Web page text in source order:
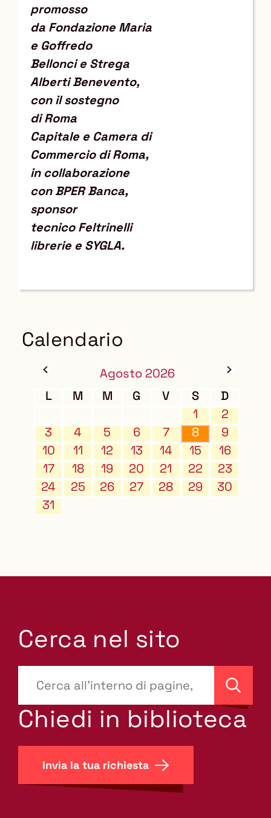
promosso
da Fondazione Maria
e Goffredo
Bellonci e Strega
Alberti Benevento,
con il sostegno
di Roma
Capitale e Camera di
Commercio di Roma,
in collaborazione
con BPER Banca,
sponsor
tecnico Feltrinelli
librerie e SYGLA.
Calendario
Agosto 2026
L
M M G V S
D
1
2
3
4 5 6 7 8
9
10
11 12 13 14 15
16
17
18 19 20 21 22
23
24
25 26 27 28 29
30
31
Cerca nel sito
site-
search.label???
Cerca
Chiedi in biblioteca
Invia la tua richiesta